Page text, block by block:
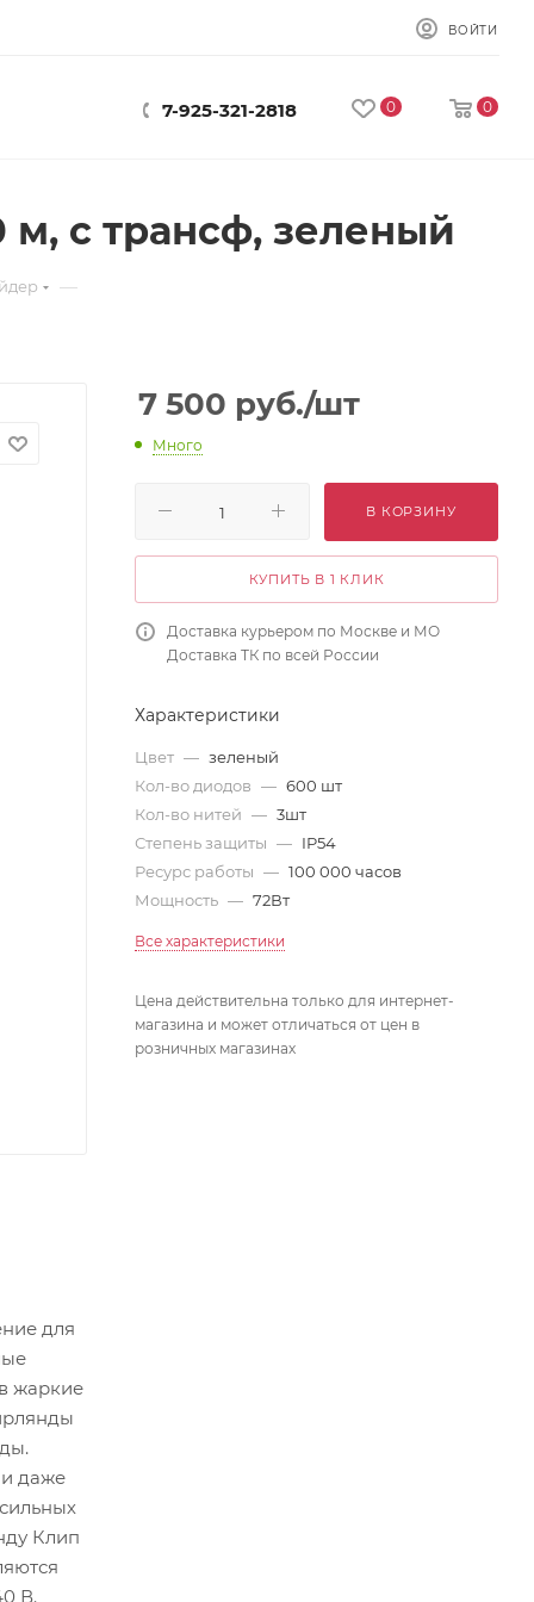
ВОЙТИ
7-925-321-2818 0 0
м, с трансф, зеленый
—
для
жаркие
даже
Клип
В.
7 500 руб./шт
Много
В КОРЗИНУ
КУПИТЬ В 1 КЛИК
Доставка курьером по Москве и МО
Доставка ТК по всей России
Характеристики
Цвет — зеленый
Кол-во диодов — 600 шт
Кол-во нитей — 3шт
Степень защиты — IP54
Ресурс работы — 100 000 часов
Мощность — 72Вт
Все характеристики
Цена действительна только для интернет-
магазина и может отличаться от цен в
розничных магазинах